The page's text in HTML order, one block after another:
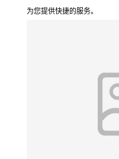
为您提供快捷的服务。